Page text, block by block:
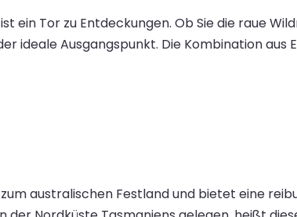
ein Tor zu Entdeckungen. Ob Sie die raue
ideale Ausgangspunkt. Die Kombination aus
australischen Festland und bietet eine